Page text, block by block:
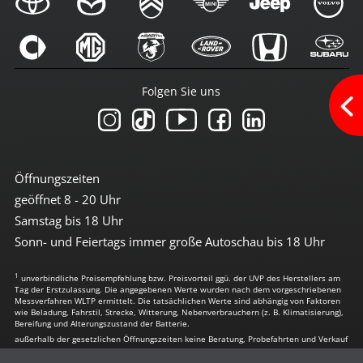
Sicherheit
360°-Kamera
3te Bremsleuchte
6x Airbag
Antischlupfregulierung
Beifahrerairbag abschaltbar
el. Stabilitätsprogramm
Fernlichtassistent
Freisprechanlage
ISOFIX Kindersitzvorrüstung
LED Heckleuchten
LED-Scheinwerfer
Leuchtweiten-Regulierung
Lichtsensor
Müdigkeitserkennung
Notrufassistent
Reifendruckkontrolle
Öffnungszeiten
geöffnet 8 - 20 Uhr
Samstag bis 18 Uhr
Sonn- und Feiertags immer große Autoschau bis 18 Uhr
Folgen Sie uns
1 unverbindliche Preisempfehlung bzw. Preisvorteil ggü. der UVP des Herstellers am
Tag der Erstzulassung. Die angegebenen Werte wurden nach dem vorgeschriebenen
Messverfahren WLTP ermittelt. Die tatsächlichen Werte sind abhängig von Faktoren
wie Beladung, Fahrstil, Strecke, Witterung, Nebenverbrauchern (z. B. Klimatisierung),
Bereifung und Alterungszustand der Batterie.
außerhalb der gesetzlichen Öffnungszeiten keine Beratung, Probefahrten und Verkauf